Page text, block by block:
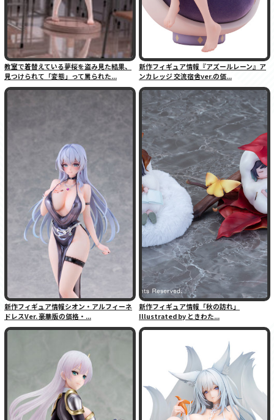
教室で着替えている夢桜を盗み見た結果、
見つけられて「変態」って罵られた...
新作フィギュア情報『アズールレーン』ア
ンカレッジ 交流宿舎ver.の価...
新作フィギュア情報シオン・アルフィーネ
ドレスVer. 豪華版の価格・...
新作フィギュア情報「秋の訪れ」
Illustrated by ときわた...